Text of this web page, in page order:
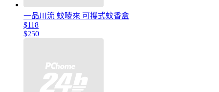
一品川流 蚊嘜來 可攜式蚊香盒
$118
$250